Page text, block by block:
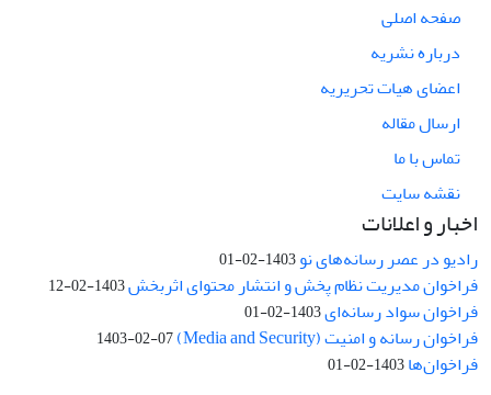
صفحه اصلی
درباره نشریه
اعضای هیات تحریریه
ارسال مقاله
تماس با ما
نقشه سایت
اخبار و اعلانات
رادیو در عصر رسانه‌های نو1403-02-01
فراخوان مدیریت نظام پخش و انتشار محتوای اثربخش1403-02-12
فراخوان سواد رسانه‌ای1403-02-01
فراخوان رسانه و امنیت (Media and Security) 1403-02-07
فراخوان‌ها1403-02-01